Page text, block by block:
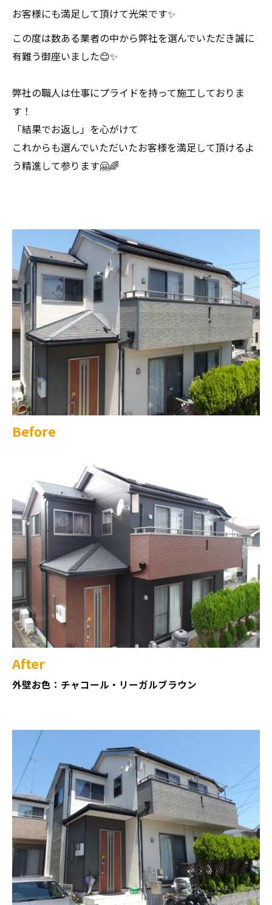
お客様にも満足して頂けて光栄です✨
この度は数ある業者の中から弊社を選んでいただき誠に
有難う御座いました😊✨
弊社の職人は仕事にプライドを持って施工しておりま
す！
「結果でお返し」を心がけて
これからも選んでいただいたお客様を満足して頂けるよ
う精進して参ります🤗🌈
Before
After
外壁お色：チャコール・リーガルブラウン